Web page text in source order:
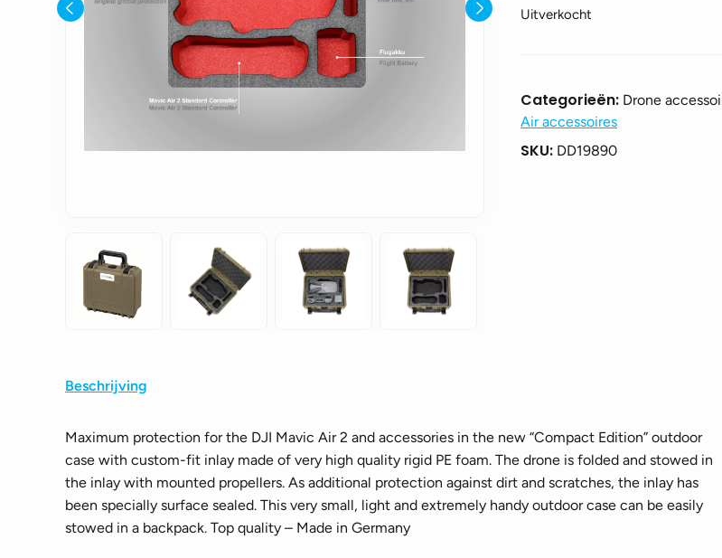
Uitverkocht
Categorieën: Drone
Air accessoires
SKU: DD19890
Beschrijving
Maximum protection for the DJI Mavic Air 2 and accessories in the new “Compact Edition” outdoor
case with custom-fit inlay made of very high quality rigid PE foam. The drone is folded and stowed in
the inlay with mounted propellers. As additional protection against dirt and scratches, the inlay has
been specially surface sealed. This very small, light and extremely handy outdoor case can be easily
stowed in a backpack. Top quality – Made in Germany